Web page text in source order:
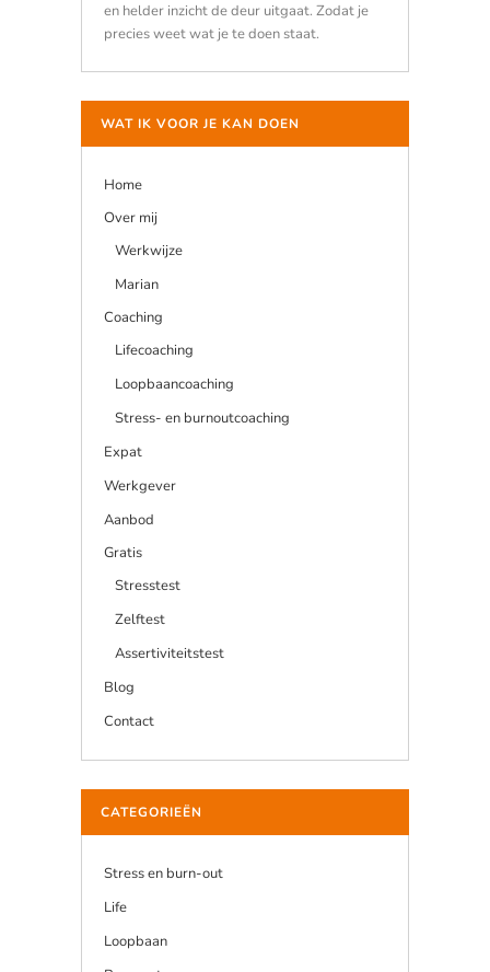
en helder inzicht de deur uitgaat. Zodat je
precies weet wat je te doen staat.
WAT IK VOOR JE KAN DOEN
Home
Over mij
Werkwijze
Marian
Coaching
Lifecoaching
Loopbaancoaching
Stress- en burnoutcoaching
Expat
Werkgever
Aanbod
Gratis
Stresstest
Zelftest
Assertiviteitstest
Blog
Contact
CATEGORIEËN
Stress en burn-out
Life
Loopbaan